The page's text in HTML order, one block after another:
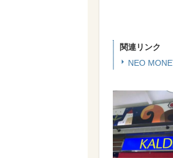
関連リンク
NEO